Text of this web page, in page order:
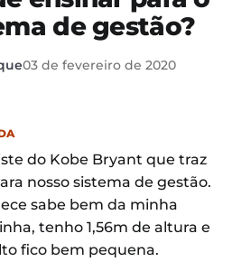
de gestão?
03 de fevereiro de 2020
do Kobe Bryant que traz
nosso sistema de gestão.
sabe bem da minha
tenho 1,56m de altura e
fico bem pequena.